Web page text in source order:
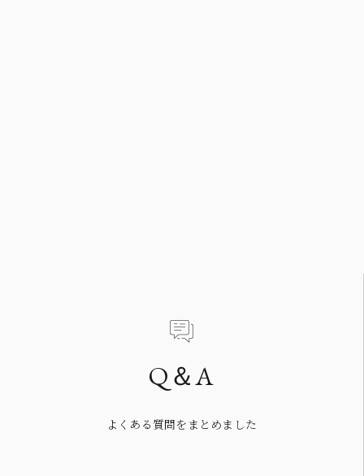
Q＆A
よくある質問をまとめました